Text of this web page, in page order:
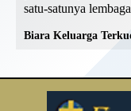
satu-satunya
Biara Keluarga